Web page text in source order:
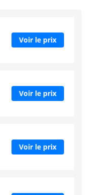
Voir le prix
Voir le prix
Voir le prix